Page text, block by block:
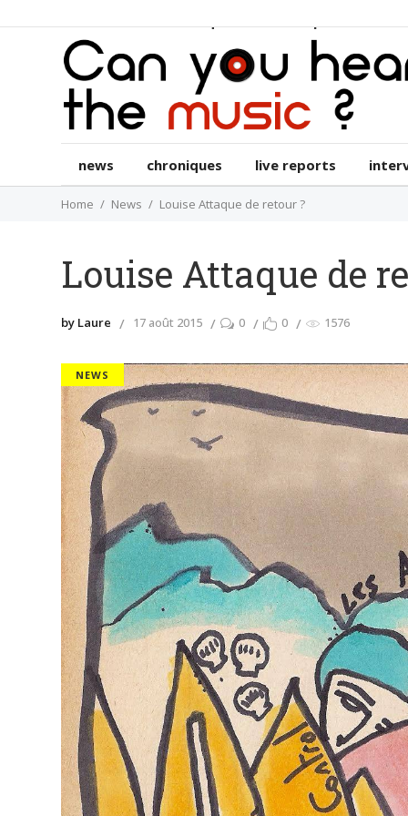
news chroniques live reports
Home News Louise Attaque de retour ?
Louise Attaque de
by Laure 17 août 2015 0 0 1576
NEWS